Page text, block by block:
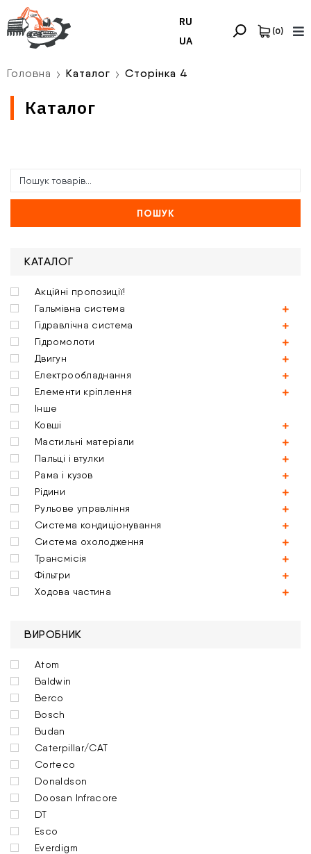
RU
UA
(0)
Головна Каталог Сторінка 4
Каталог
ПОШУК
КАТАЛОГ
Акційні пропозиції!
Гальмівна система
Гідравлічна система
Гідромолоти
Двигун
Електрообладнання
Елементи кріплення
Інше
Ковші
Мастильні матеріали
Пальці і втулки
Рама і кузов
Рідини
Рульове управління
Система кондиціонування
Система охолодження
Трансмісія
Фільтри
Ходова частина
ВИРОБНИК
Atom
Baldwin
Berco
Bosch
Budan
Caterpillar/CAT
Corteco
Donaldson
Doosan Infracore
DT
Esco
Everdigm